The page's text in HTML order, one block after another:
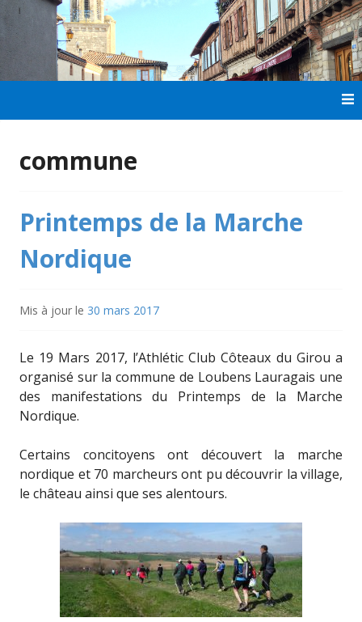
commune
Printemps de la Marche
Nordique
Mis à jour le 30 mars 2017
Le 19 Mars 2017, l’Athlétic Club Côteaux du Girou a
organisé sur la commune de Loubens Lauragais une
des manifestations du Printemps de la Marche
Nordique.
Certains concitoyens ont découvert la marche
nordique et 70 marcheurs ont pu découvrir la village,
le château ainsi que ses alentours.